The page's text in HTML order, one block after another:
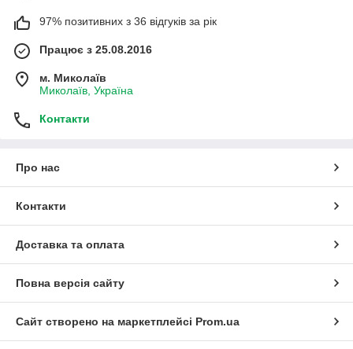
97% позитивних з 36 відгуків за рік
Працює з 25.08.2016
м. Миколаїв
Миколаїв, Україна
Контакти
Про нас
Контакти
Доставка та оплата
Повна версія сайту
Сайт створено на маркетплейсі Prom.ua